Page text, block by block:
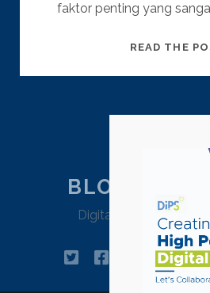
faktor penting yang
READ THE
BLOG
Digital Agency
twitterfacebook